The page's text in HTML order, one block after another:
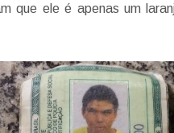
que ele é apenas um